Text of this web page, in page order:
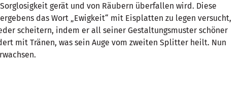
gerät und von Räubern überfallen wird. Diese
das Wort „Ewigkeit“ mit Eisplatten zu legen versucht,
scheitern, indem er all seiner Gestaltungsmuster schöner
mit Tränen, was sein Auge vom zweiten Splitter heilt. Nun